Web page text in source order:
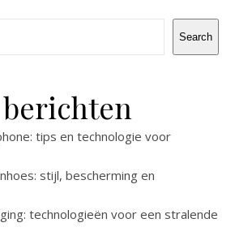
Search
tips en technologie voor
stijl, bescherming en
technologieën voor een stralende